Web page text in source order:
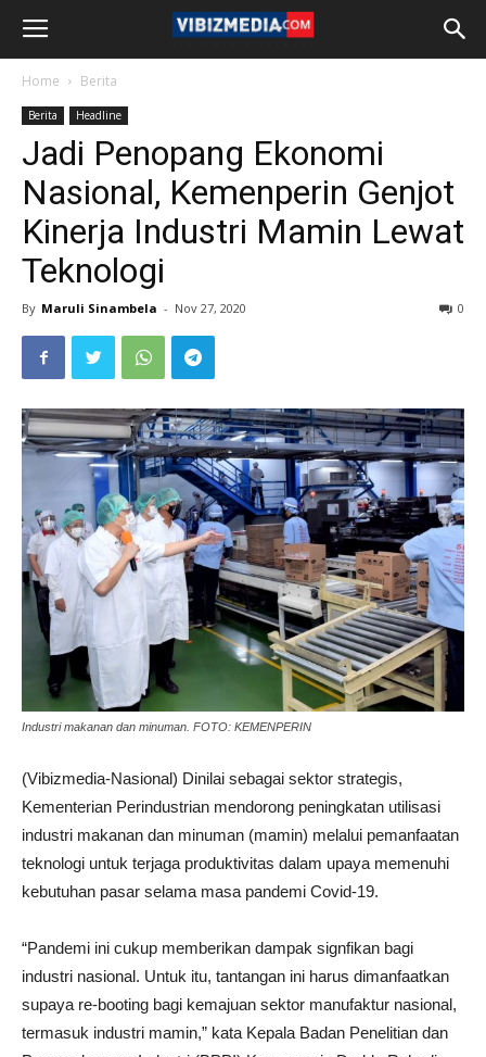
Home Berita
Berita Headline
Jadi Penopang Ekonomi
Nasional, Kemenperin Genjot
Kinerja Industri Mamin Lewat
Teknologi
By Maruli Sinambela - Nov 27, 2020 0
Industri makanan dan minuman. FOTO: KEMENPERIN
(Vibizmedia-Nasional) Dinilai sebagai sektor strategis,
Kementerian Perindustrian mendorong peningkatan utilisasi
industri makanan dan minuman (mamin) melalui pemanfaatan
teknologi untuk terjaga produktivitas dalam upaya memenuhi
kebutuhan pasar selama masa pandemi Covid-19.
“Pandemi ini cukup memberikan dampak signfikan bagi
industri nasional. Untuk itu, tantangan ini harus dimanfaatkan
supaya re-booting bagi kemajuan sektor manufaktur nasional,
termasuk industri mamin,” kata Kepala Badan Penelitian dan